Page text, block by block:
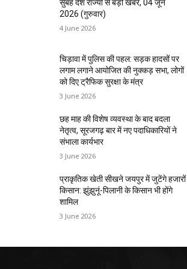
सुबह देश राज्यों से बड़ी खबरें, 04 जून
2026 (गुरुवार)
4 June 2026
चिड़ावा में पुलिस की पहल: सड़क हादसों पर
लगाम लगाने आयोजित की नुक्कड़ सभा, लोगों
को दिए ट्रैफिक सुरक्षा के मंत्र
3 June 2026
छह माह की विशेष व्यवस्था के बाद बदला
नेतृत्व, सूरजगढ़ बार में नए पदाधिकारियों ने
संभाला कार्यभार
3 June 2026
प्राकृतिक खेती सीखने जयपुर में जुटेंगे हजारों
किसान: झुंझुनूं-पिलानी के किसान भी होंगे
शामिल
3 June 2026